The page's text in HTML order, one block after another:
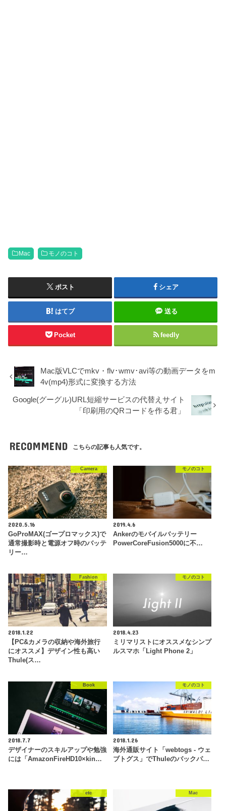
Mac モノのコト
ポスト シェア
はてブ 送る
Pocket feedly
Mac版VLCでmkv・flv･wmv･avi等の動画データをm
4v(mp4)形式に変換する方法
Google(グーグル)URL短縮サービスの代替えサイト
「印刷用のQRコードを作る君」
RECOMMEND こちらの記事も人気です。
Camera
2020.5.16
GoProMAX(ゴープロマックス)で
通常撮影時と電源オフ時のバッテ
リー…
モノのコト
2019.4.6
Ankerのモバイルバッテリー
PowerCoreFusion5000に不…
Fashion
2018.1.22
【PC&カメラの収納や海外旅行
にオススメ】デザイン性も高い
Thule(ス…
モノのコト
2018.4.23
ミリマリストにオススメなシンプ
ルスマホ「Light Phone 2」
Book
2018.7.7
デザイナーのスキルアップや勉強
には「AmazonFireHD10×kin…
モノのコト
2018.1.26
海外通販サイト「webtogs - ウェ
ブトグス」でThuleのバックパ…
etc Mac